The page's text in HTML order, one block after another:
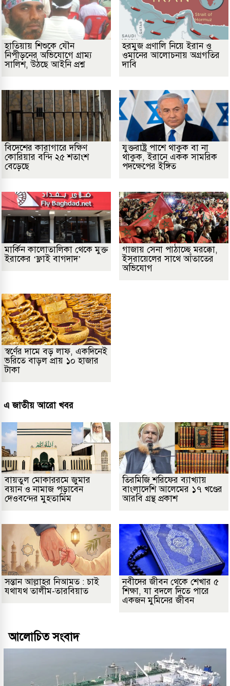
হাতিয়ায় শিশুকে যৌন
নিপীড়নের অভিযোগে গ্রাম্য
সালিশ, উঠছে আইনি প্রশ্ন
হরমুজ প্রণালি নিয়ে ইরান ও
ওমানের আলোচনায় অগ্রগতির
দাবি
বিদেশের কারাগারে দক্ষিণ
কোরিয়ার বন্দি ২৫ শতাংশ
বেড়েছে
যুক্তরাষ্ট্র পাশে থাকুক বা না
থাকুক, ইরানে একক সামরিক
পদক্ষেপের ইঙ্গিত
মার্কিন কালোতালিকা থেকে মুক্ত
ইরাকের ‘ফ্লাই বাগদাদ’
গাজায় সেনা পাঠাচ্ছে মরক্কো,
ইসরায়েলের সাথে আঁতাতের
অভিযোগ
স্বর্ণের দামে বড় লাফ, একদিনেই
ভরিতে বাড়ল প্রায় ১০ হাজার
টাকা
এ জাতীয় আরো খবর
বায়তুল মোকাররমে জুমার
বয়ান ও নামাজ পড়াবেন
দেওবন্দের মুহতামিম
তিরমিজি শরিফের ব্যাখ্যায়
বাংলাদেশি আলেমের ১৭ খণ্ডের
আরবি গ্রন্থ প্রকাশ
সন্তান আল্লাহর নিআমত : চাই
যথাযথ তালীম-তারবিয়াত
নবীদের জীবন থেকে শেখার ৫
শিক্ষা, যা বদলে দিতে পারে
একজন মুমিনের জীবন
আলোচিত সংবাদ